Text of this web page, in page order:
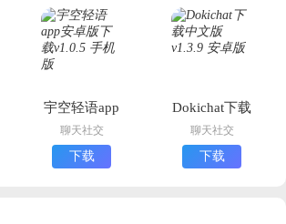
宇空轻语app
安卓版下载
聊天社交
下载
Dokichat下载
中文版
聊天社交
下载